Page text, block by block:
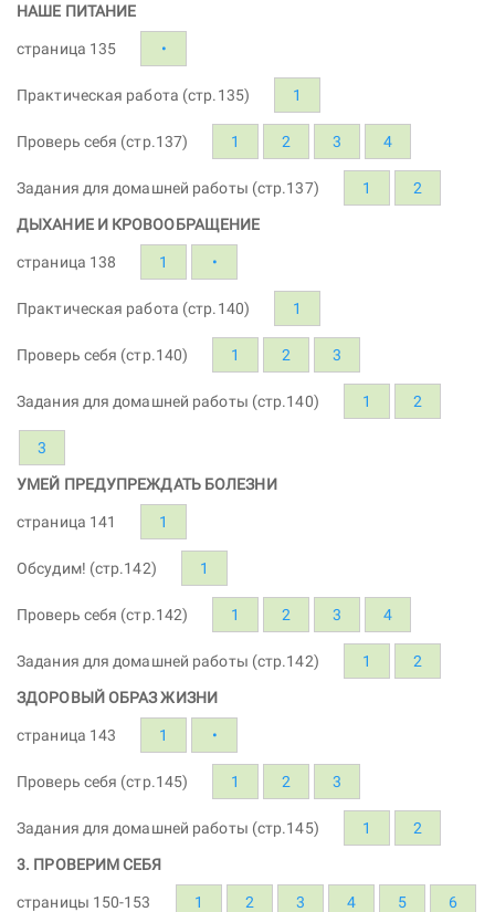
НАШЕ ПИТАНИЕ
страница 135 •
Практическая работа (стр.135) 1
Проверь себя (стр.137) 1 2 3 4
Задания для домашней работы (стр.137) 1 2
ДЫХАНИЕ И КРОВООБРАЩЕНИЕ
страница 138 1 •
Практическая работа (стр.140) 1
Проверь себя (стр.140) 1 2 3
Задания для домашней работы (стр.140) 1 2
3
УМЕЙ ПРЕДУПРЕЖДАТЬ БОЛЕЗНИ
страница 141 1
Обсудим! (стр.142) 1
Проверь себя (стр.142) 1 2 3 4
Задания для домашней работы (стр.142) 1 2
ЗДОРОВЫЙ ОБРАЗ ЖИЗНИ
страница 143 1 •
Проверь себя (стр.145) 1 2 3
Задания для домашней работы (стр.145) 1 2
3. ПРОВЕРИМ СЕБЯ
страницы 150-153 1 2 3 4 5 6